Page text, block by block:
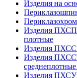
Изделия на
Изделия ПХСП
плотные
Изделия ПХСС
Изделия
Изделия ПХСУ